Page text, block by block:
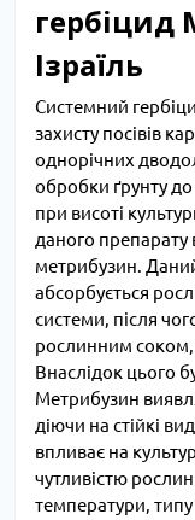
гербіцид
Ізраїль
Системний
захисту посівів
однорічних
обробки ґрунту до
при висоті
даного
метрибузин.
абсорбується
системи, після
рослинним соком,
Внаслідок цього
Метрибузин
діючи на стійкі
впливає на
чутливістю
температури, типу